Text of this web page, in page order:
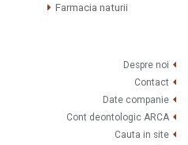
Farmacia naturii
Despre noi
Contact
Date companie
Cont deontologic ARCA
Cauta in site